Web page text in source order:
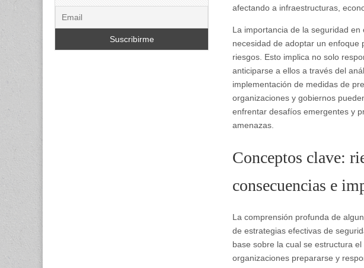
afectando a infraestructuras,
La importancia de la seguridad
necesidad de adoptar un enfoque
riesgos. Esto implica no solo
anticiparse a ellos a través del
implementación de medidas de
organizaciones y gobiernos
enfrentar desafíos emergentes y
amenazas.
Conceptos clave:
consecuencias e
La comprensión profunda de
de estrategias efectivas de
base sobre la cual se estructura
organizaciones prepararse y